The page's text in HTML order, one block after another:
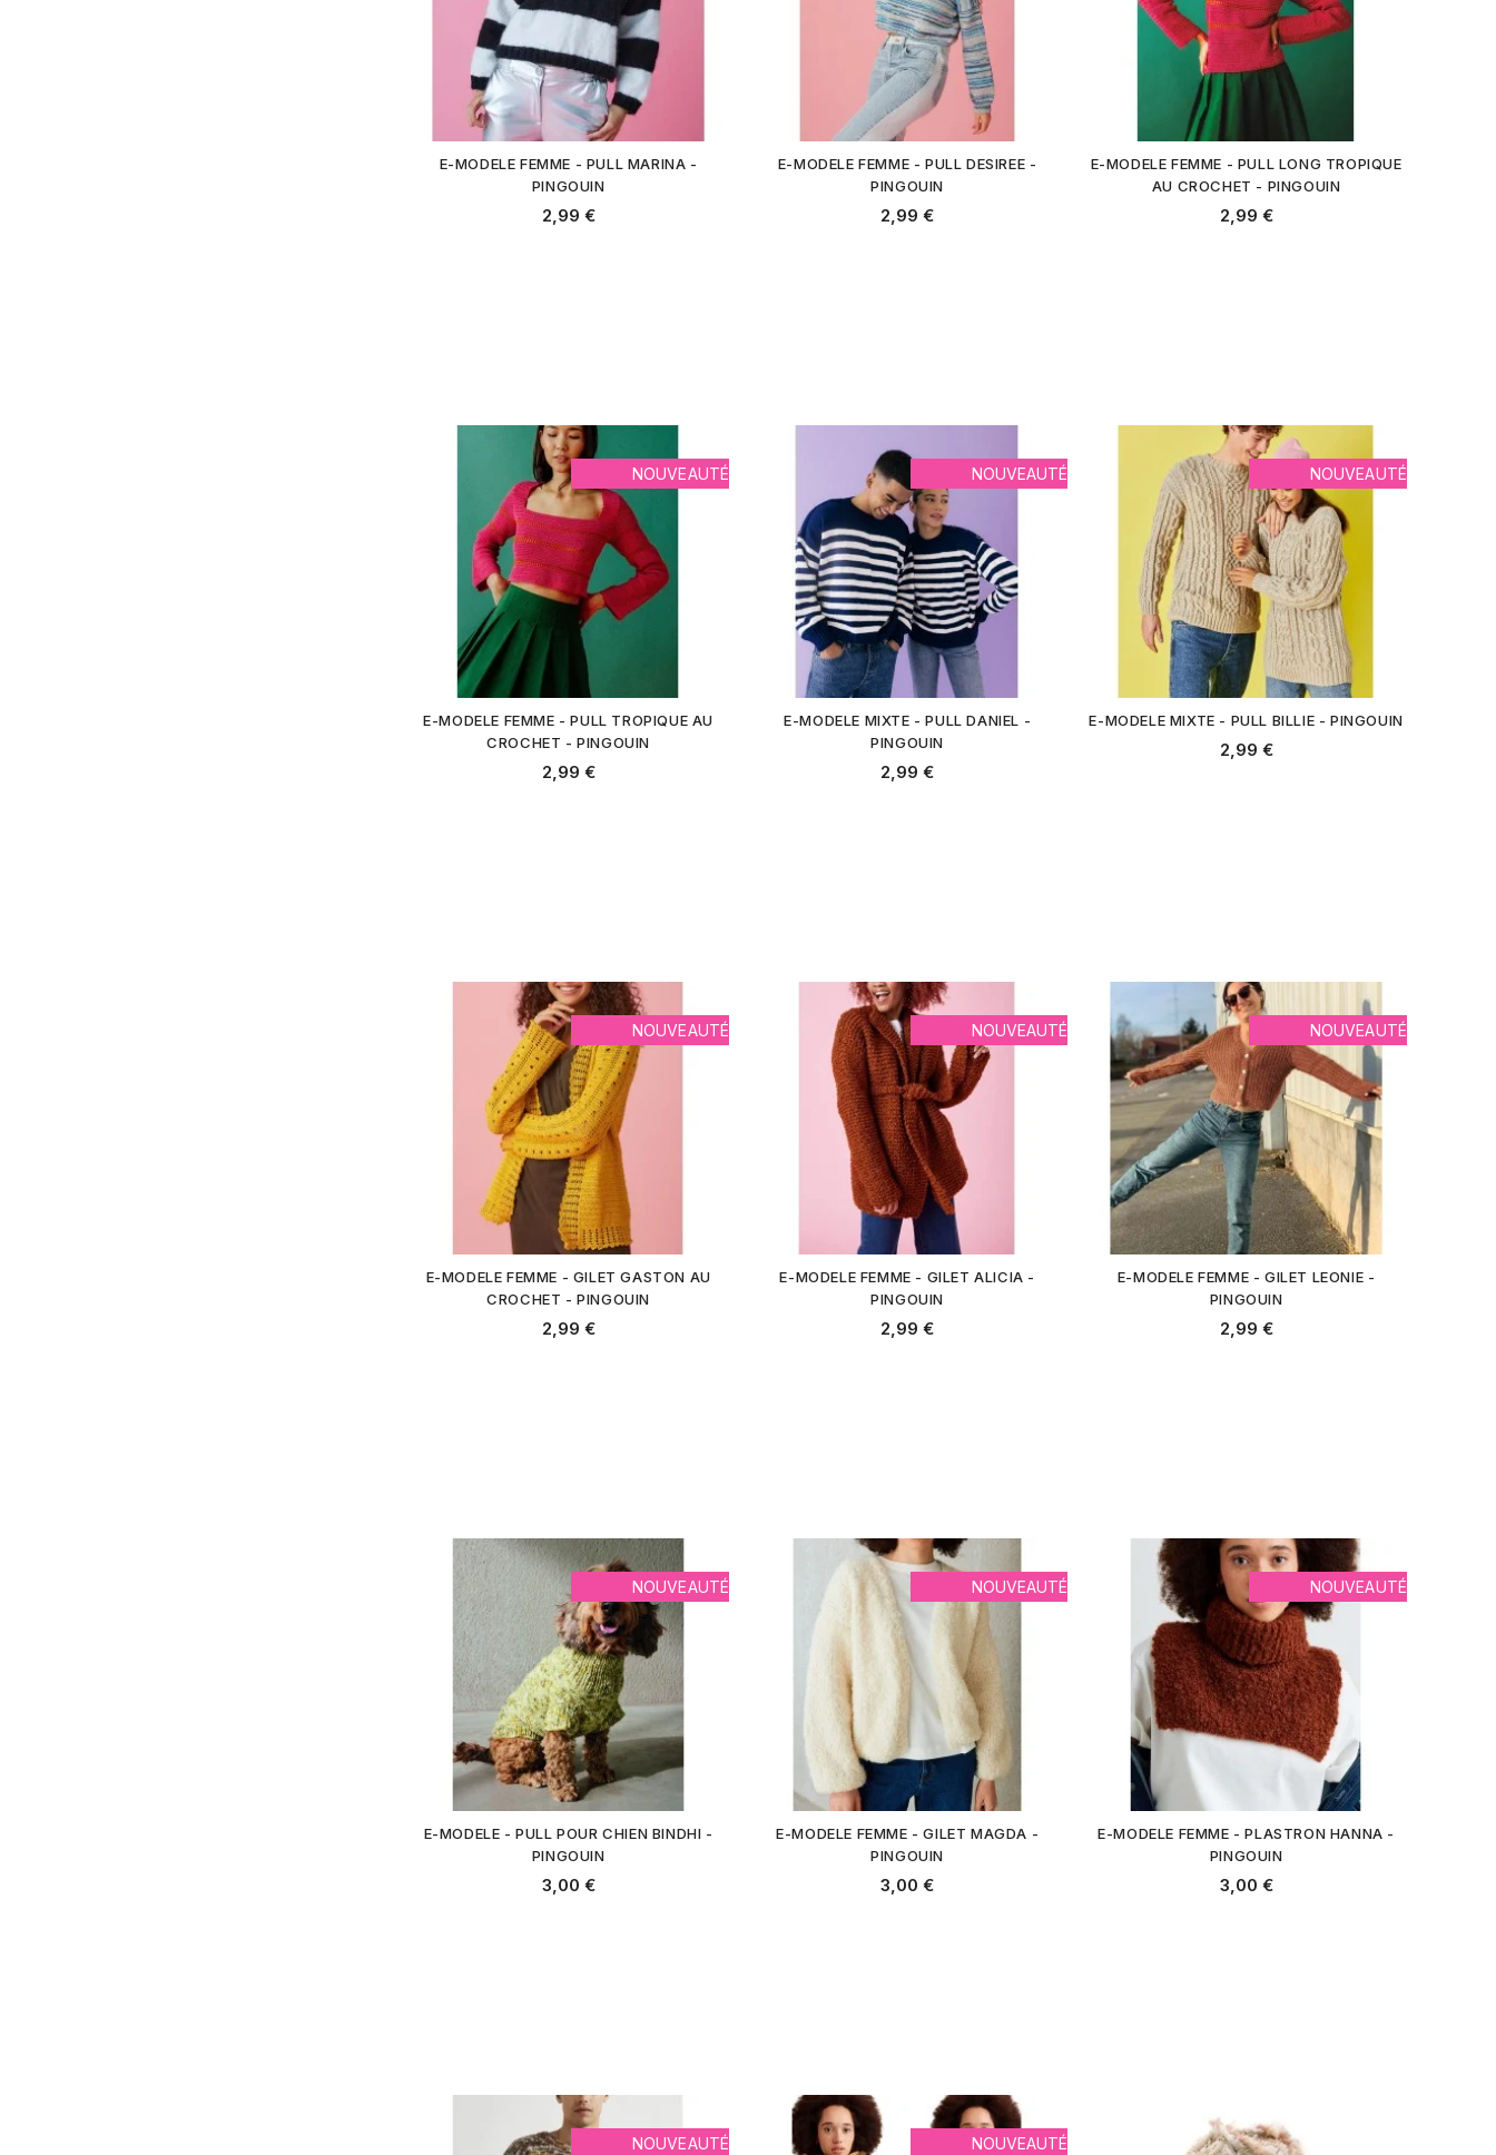
E-MODELE FEMME - PULL MARINA -
PINGOUIN
2,99 €
E-MODELE FEMME - PULL DESIREE -
PINGOUIN
2,99 €
E-MODELE FEMME - PULL LONG TROPIQUE
AU CROCHET - PINGOUIN
2,99 €
NOUVEAUTÉ
E-MODELE FEMME - PULL TROPIQUE AU
CROCHET - PINGOUIN
2,99 €
NOUVEAUTÉ
E-MODELE MIXTE - PULL DANIEL -
PINGOUIN
2,99 €
NOUVEAUTÉ
E-MODELE MIXTE - PULL BILLIE - PINGOUIN
2,99 €
NOUVEAUTÉ
E-MODELE FEMME - GILET GASTON AU
CROCHET - PINGOUIN
2,99 €
NOUVEAUTÉ
E-MODELE FEMME - GILET ALICIA -
PINGOUIN
2,99 €
NOUVEAUTÉ
E-MODELE FEMME - GILET LEONIE -
PINGOUIN
2,99 €
NOUVEAUTÉ
E-MODELE - PULL POUR CHIEN BINDHI -
PINGOUIN
3,00 €
NOUVEAUTÉ
E-MODELE FEMME - GILET MAGDA -
PINGOUIN
3,00 €
NOUVEAUTÉ
E-MODELE FEMME - PLASTRON HANNA -
PINGOUIN
3,00 €
NOUVEAUTÉ NOUVEAUTÉ